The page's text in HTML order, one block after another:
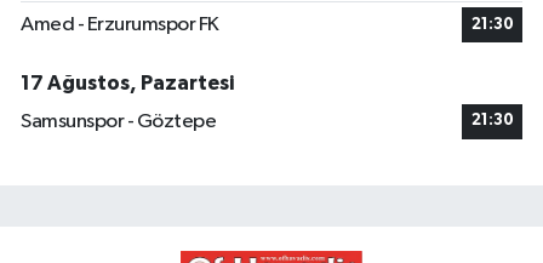
Amed - Erzurumspor FK 21:30
17 Ağustos, Pazartesi
Samsunspor - Göztepe
21:30